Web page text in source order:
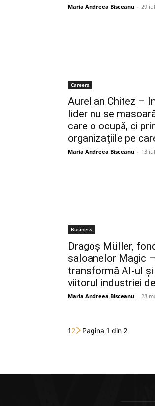
Maria Andreea Bisceanu - 29
Careers
Aurelian Chitez –
lider nu se
care o ocupă, ci
organizațiile pe
Maria Andreea Bisceanu - 13
Business
Dragoș Müller,
saloanelor Magic
transformă AI-ul
viitorul industriei
Maria Andreea Bisceanu - 28
12 Pagina 1 din 2